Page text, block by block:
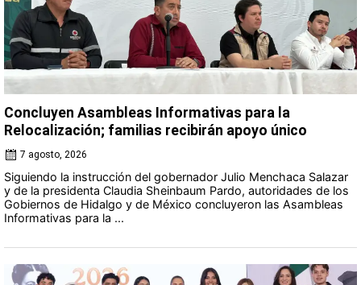
Concluyen Asambleas Informativas para la
Relocalización; familias recibirán apoyo único
7 agosto, 2026
Siguiendo la instrucción del gobernador Julio Menchaca Salazar
y de la presidenta Claudia Sheinbaum Pardo, autoridades de los
Gobiernos de Hidalgo y de México concluyeron las Asambleas
Informativas para la ...